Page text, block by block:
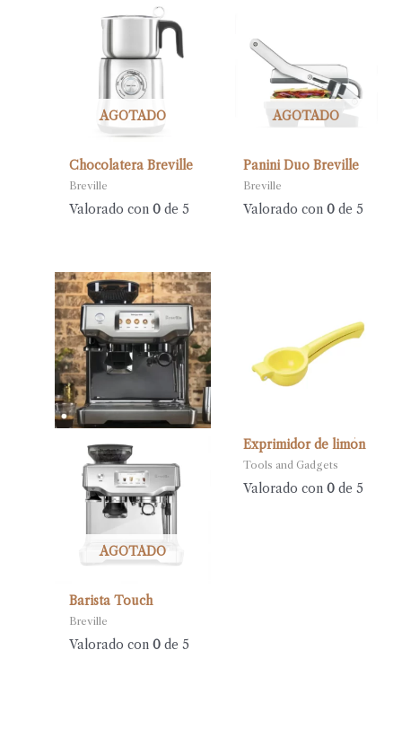
AGOTADO
Chocolatera Breville
Breville
Valorado con0 de 5
AGOTADO
Panini Duo Breville
Breville
Valorado con 0de 5
AGOTADO
Barista Touch
Breville
Valorado con0 de 5
Exprimidor de limón
Tools and Gadgets
Valorado con 0de 5